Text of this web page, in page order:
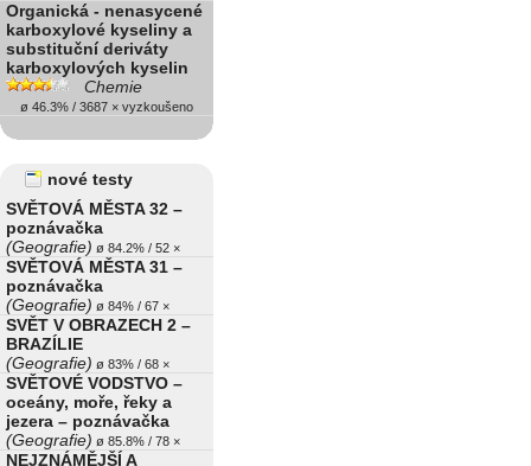
Organická - nenasycené
karboxylové kyseliny a
substituční deriváty
karboxylových kyselin
Chemie
ø 46.3% / 3687 × vyzkoušeno
nové testy
SVĚTOVÁ MĚSTA 32 –
poznávačka
(Geografie) ø 84.2% / 52 ×
SVĚTOVÁ MĚSTA 31 –
poznávačka
(Geografie) ø 84% / 67 ×
SVĚT V OBRAZECH 2 –
BRAZÍLIE
(Geografie) ø 83% / 68 ×
SVĚTOVÉ VODSTVO –
oceány, moře, řeky a
jezera – poznávačka
(Geografie) ø 85.8% / 78 ×
NEJZNÁMĚJŠÍ A